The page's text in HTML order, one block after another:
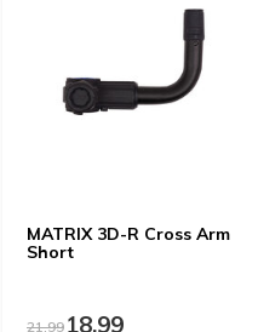
MATRIX 3D-R Cross Arm
Short
21,9918,99